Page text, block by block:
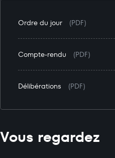
Ordre du jour (PDF)
Compte-rendu (PDF)
Délibérations (PDF)
Vous regardez